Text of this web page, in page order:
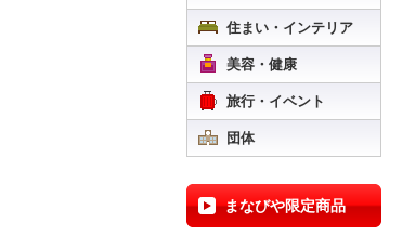
住まい・インテリア
美容・健康
旅行・イベント
団体
まなびや限定商品